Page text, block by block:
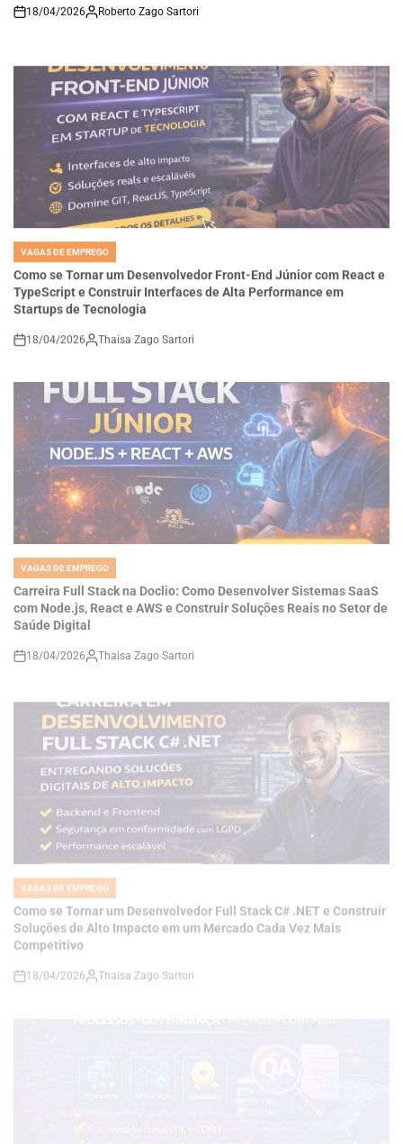
on
18/04/2026 Roberto Zago Sartori
POSTED
IN
VAGAS DE EMPREGO
Como se Tornar um Desenvolvedor Front-End Júnior com React e
TypeScript e Construir Interfaces de Alta Performance em
Startups de Tecnologia
on
18/04/2026 Thaisa Zago Sartori
POSTED
IN
VAGAS DE EMPREGO
Carreira Full Stack na Doclio: Como Desenvolver Sistemas SaaS
com Node.js, React e AWS e Construir Soluções Reais no Setor de
Saúde Digital
on
18/04/2026 Thaisa Zago Sartori
POSTED
Como se Tornar um Desenvolvedor Full Stack C# .NET e Construir
Soluções de Alto Impacto em um Mercado Cada Vez Mais
Competitivo
on
18/04/2026 Thaisa Zago Sartori